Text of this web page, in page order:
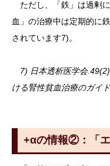
ただし、「鉄」は過剰
血」の治療中は定期的に
されています7)。
7) 日本透析医学会
ける腎性貧血治療のガイド
+αの情報②：「